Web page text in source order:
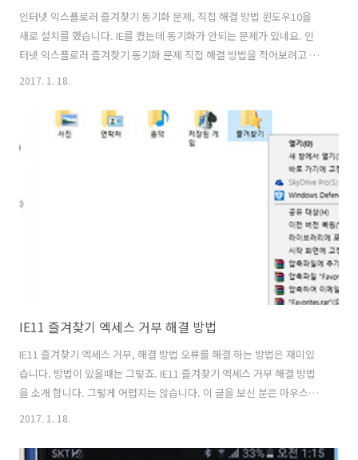
인터넷 익스플로러 즐겨찾기 동기화 문제, 직접 해결 방법 윈도우10을
새로 설치를 했습니다. IE를 켰는데 동기화가 안되는 문제가 있네요. 인
터넷 익스플로러 즐겨찾기 동기화 문제 직접 해결 방법을 적어보려고 합
니다. 이 문제를 질문을 올려봤더니 그 부분 인지하고 해결하는 중이라고
제 직접 해결 방법은 이전에 배경화면 모두 동기화를 하는 부분과 동일한
팁 인데요. 잘 이용하면 유용하게 쓸 수 있습니다. 위 화면은 제가 운영체
제를 다시 설치했음에도 즐겨찾기가 동기화가 안되고 있는 모습 입니다.
물론 동기화 설정이 되어있음에도 들어오지 않네요. 인터넷 익스플로러
즐겨찾기 동기화 문제 직접 해결 방법 물론 동기화 설정도 기본적으로 되
어있고 (..
2017. 1. 18.
IE11 즐겨찾기 엑세스 거부 해결 방법
IE11 즐겨찾기 엑세스 거부, 해결 방법 오류를 해결 하는 방법은 재미있
습니다. 방법이 있을때는 그렇죠. IE11 즐겨찾기 엑세스 거부 해결 방법
을 소개 합니다. 그렇게 어렵지는 않습니다. 이 글을 보신 분은 마우스만
가 지워지거나 또는 권한이 변경되었을 때 일어날 수 있는데요. 해결 방
2017. 1. 18.